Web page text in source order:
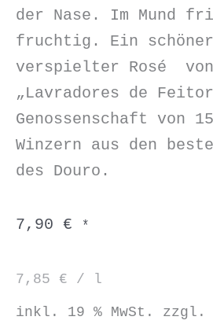
der Nase. Im Mund
fruchtig. Ein
verspielter Rosé
„Lavradores de
Genossenschaft von
Winzern aus den
des Douro.
7,90 € *
7,85 € / l
inkl. 19 % MwSt. zzgl.